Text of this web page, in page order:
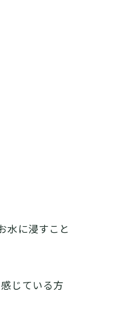
水に浸すこと
じている方